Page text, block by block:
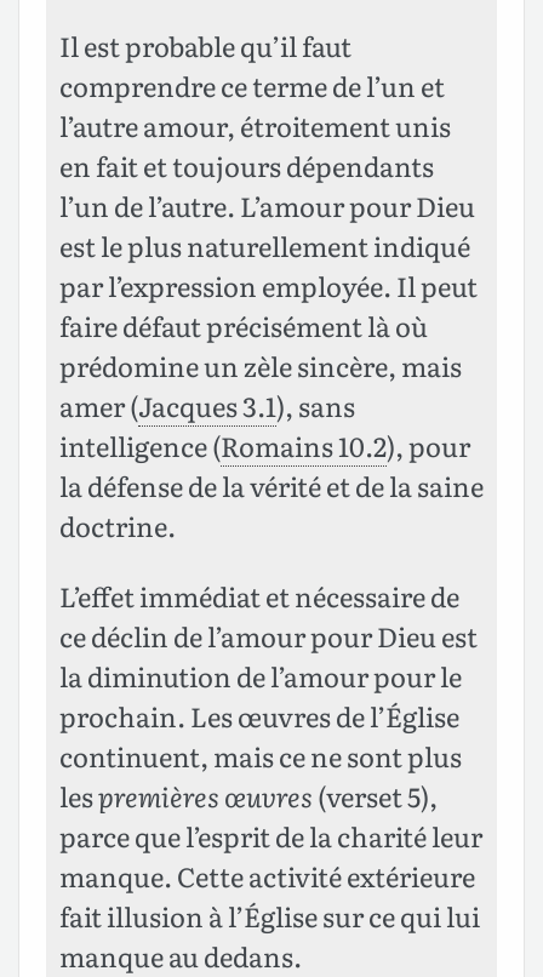
Il est probable qu’il faut
comprendre ce terme de l’un et
l’autre amour, étroitement unis
en fait et toujours dépendants
l’un de l’autre. L’amour pour Dieu
est le plus naturellement indiqué
par l’expression employée. Il peut
faire défaut précisément là où
prédomine un zèle sincère, mais
amer (Jacques 3.1), sans
intelligence (Romains 10.2), pour
la défense de la vérité et de la saine
doctrine.
L’effet immédiat et nécessaire de
ce déclin de l’amour pour Dieu est
la diminution de l’amour pour le
prochain. Les œuvres de l’Église
continuent, mais ce ne sont plus
lespremières œuvres(verset 5),
parce que l’esprit de la charité leur
manque. Cette activité extérieure
fait illusion à l’Église sur ce qui lui
manque au dedans.